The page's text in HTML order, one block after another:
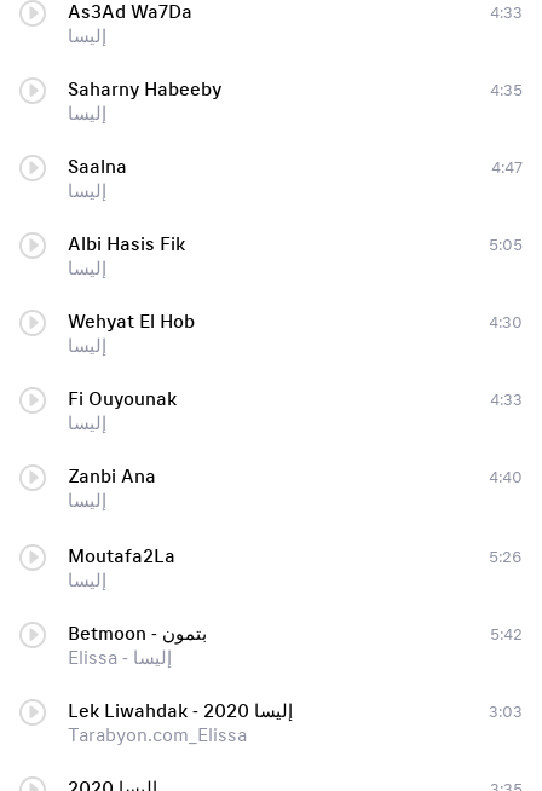
As3Ad Wa7Da
إليسا
4:33
Saharny Habeeby
إليسا
4:35
Saalna
إليسا
4:47
Albi Hasis Fik
إليسا
5:05
Wehyat El Hob
إليسا
4:30
Fi Ouyounak
إليسا
4:33
Zanbi Ana
إليسا
4:40
Moutafa2La
إليسا
5:26
Betmoon - بتمون
Elissa - إليسا
5:42
Lek Liwahdak - 2020 إليسا
Tarabyon.com_Elissa
3:03